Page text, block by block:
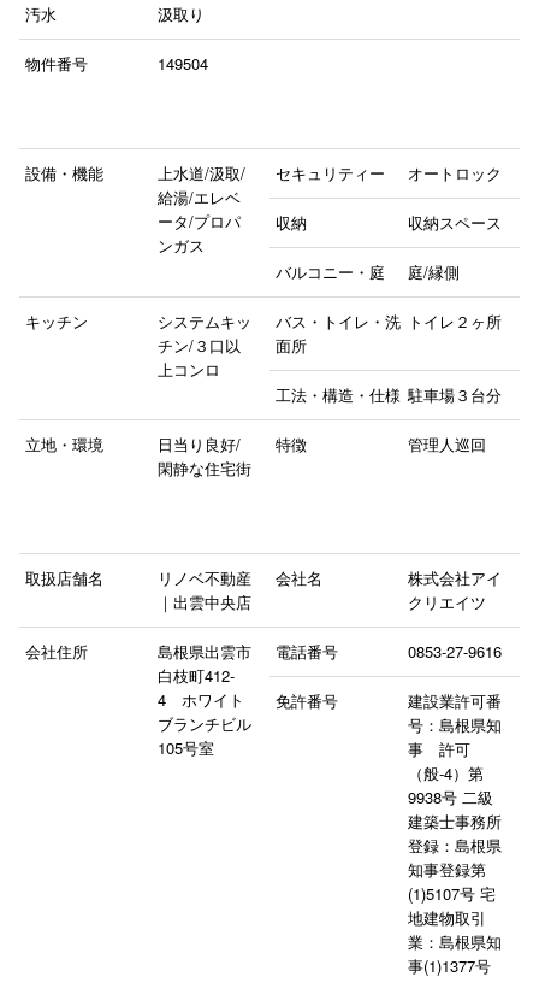
汚水 汲取り
物件番号 149504
設備・機能
上水道/汲取/
給湯/エレベ
ータ/プロパ
ンガス
セキュリティー オートロック
収納 収納スペース
バルコニー・庭 庭/縁側
キッチン
システムキッ
チン/３口以
上コンロ
バス・トイレ・洗
面所
トイレ２ヶ所
工法・構造・仕様 駐車場３台分
立地・環境
日当り良好/
閑静な住宅街
特徴 管理人巡回
取扱店舗名
リノベ不動産
｜出雲中央店
会社名
株式会社アイ
クリエイツ
会社住所
島根県出雲市
白枝町412-
4 ホワイト
ブランチビル
105号室
電話番号 0853-27-9616
免許番号
建設業許可番
号：島根県知
事 許可
（般-4）第
9938号 二級
建築士事務所
登録：島根県
知事登録第
(1)5107号 宅
地建物取引
業：島根県知
事(1)1377号